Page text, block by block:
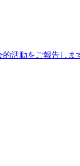
活動をご報告しま